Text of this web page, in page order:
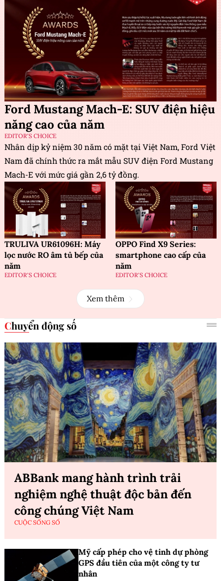
Ford Mustang Mach-E: SUV điện hiệu
năng cao của năm
EDITOR'S CHOICE
Nhân dịp kỷ niệm 30 năm có mặt tại Việt Nam, Ford Việt
Nam đã chính thức ra mắt mẫu SUV điện Ford Mustang
Mach-E với mức giá gần 2,6 tỷ đồng.
TRULIVA UR61096H: Máy
lọc nước RO âm tủ bếp của
năm
EDITOR'S CHOICE
OPPO Find X9 Series:
smartphone cao cấp của
năm
EDITOR'S CHOICE
Xem thêm
Chuyển động số
ABBank mang hành trình trải
nghiệm nghệ thuật độc bản đến
công chúng Việt Nam
CUỘC SỐNG SỐ
Mỹ cấp phép cho vệ tinh dự phòng
GPS đầu tiên của một công ty tư
nhân